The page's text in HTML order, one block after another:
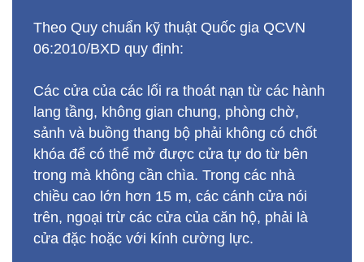
Theo Quy chuẩn kỹ thuật Quốc gia QCVN
06:2010/BXD quy định:
Các cửa của các lối ra thoát nạn từ các hành
lang tầng, không gian chung, phòng chờ,
sảnh và buồng thang bộ phải không có chốt
khóa để có thể mở được cửa tự do từ bên
trong mà không cần chìa. Trong các nhà
chiều cao lớn hơn 15 m, các cánh cửa nói
trên, ngoại trừ các cửa của căn hộ, phải là
cửa đặc hoặc với kính cường lực.